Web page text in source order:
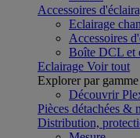
Accessoires
Eclairage
Accessoires
Boîte DCL et
Eclairage Voir tout
Explorer par gamme
Découvrir
Pièces détachées &
Distribution,